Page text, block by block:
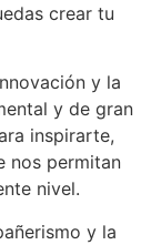
crear tu
y la
y de gran
inspirarte,
nos permitan
nivel.
y la